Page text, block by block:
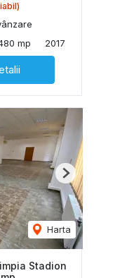
mp 2017
Harta
Next
Stadion